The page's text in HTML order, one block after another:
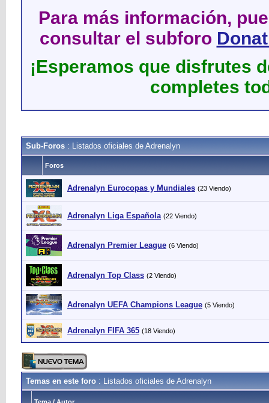
Para más información,
consultar el subforo
¡Esperamos que disfrutes
completes
Sub-Foros : Listados oficiales de Adrenalyn
Foros
Adrenalyn Eurocopas y Mundiales (23 Viendo)
Adrenalyn Liga Española (22 Viendo)
Adrenalyn Premier League (6 Viendo)
Adrenalyn Top Class (2 Viendo)
Adrenalyn UEFA Champions League (5 Viendo)
Adrenalyn FIFA 365 (18 Viendo)
Temas en este foro : Listados oficiales de Adrenalyn